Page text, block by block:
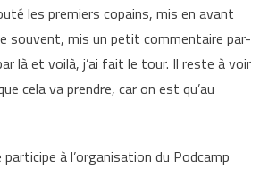
les premiers copains, mis en avant
souvent, mis un petit commentaire par-
là et voilà, j’ai fait le tour. Il reste à voir
cela va prendre, car on est qu’au
à l’organisation du Podcamp